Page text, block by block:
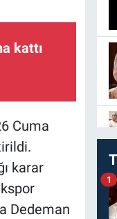
kattı
Cuma
karar
Dedeman
1